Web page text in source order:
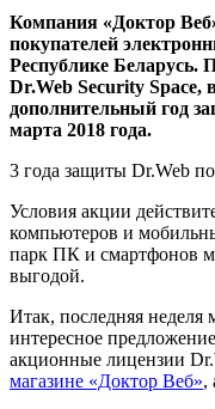
Компания «Доктор
покупателей
Республике Беларусь.
Dr.Web Security Space,
дополнительный год
марта 2018 года.
3 года защиты Dr.Web
Условия акции
компьютеров и
парк ПК и смартфонов
выгодой.
Итак, последняя неделя
интересное
акционные лицензии
магазине «Доктор Веб»,